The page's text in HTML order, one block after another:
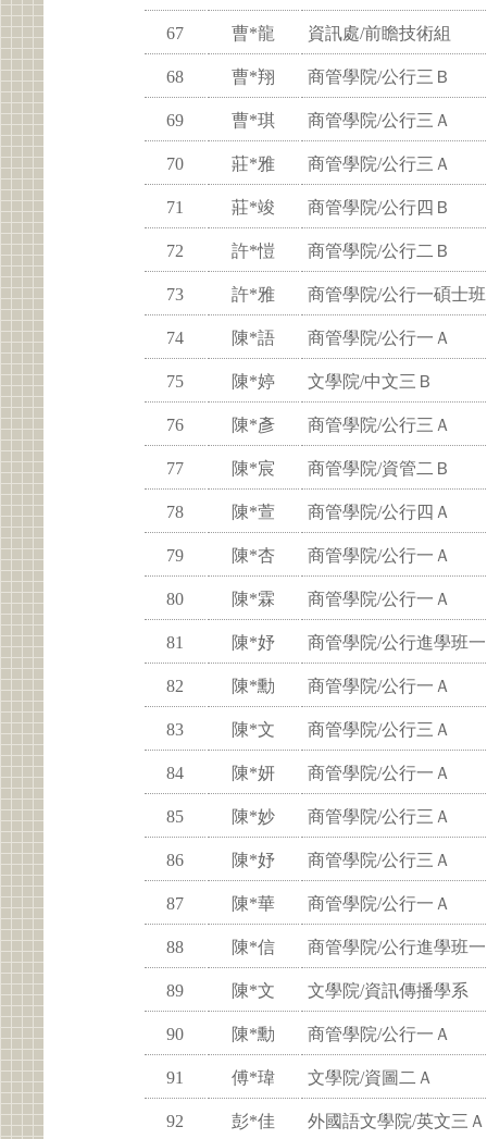
67 曹*龍 資訊處/前瞻技術組
68 曹*翔 商管學院/公行三Ｂ
69 曹*琪 商管學院/公行三Ａ
70 莊*雅 商管學院/公行三Ａ
71 莊*竣 商管學院/公行四Ｂ
72 許*愷 商管學院/公行二Ｂ
73 許*雅 商管學院/公行一碩士班
74 陳*語 商管學院/公行一Ａ
75 陳*婷 文學院/中文三Ｂ
76 陳*彥 商管學院/公行三Ａ
77 陳*宸 商管學院/資管二Ｂ
78 陳*萱 商管學院/公行四Ａ
79 陳*杏 商管學院/公行一Ａ
80 陳*霖 商管學院/公行一Ａ
81 陳*妤 商管學院/公行進學班一
82 陳*勳 商管學院/公行一Ａ
83 陳*文 商管學院/公行三Ａ
84 陳*妍 商管學院/公行一Ａ
85 陳*妙 商管學院/公行三Ａ
86 陳*妤 商管學院/公行三Ａ
87 陳*華 商管學院/公行一Ａ
88 陳*信 商管學院/公行進學班一
89 陳*文 文學院/資訊傳播學系
90 陳*勳 商管學院/公行一Ａ
91 傅*瑋 文學院/資圖二Ａ
92 彭*佳 外國語文學院/英文三Ａ